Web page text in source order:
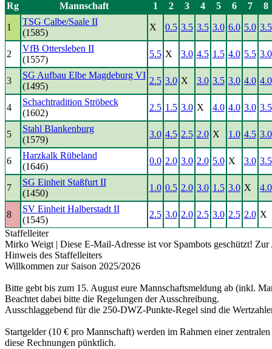
Rg Mannschaft 1 2 3 4 5 6 7 8
1
TSG Calbe/Saale II
(1585)
X 0.5 3.5 3.5 3.0 6.0 5.0 3.5
2
VfB Ottersleben II
(1557)
5.5 X 3.0 4.5 1.5 4.0 5.5 3.0
3
SG Aufbau Elbe Magdeburg VI
(1495)
2.5 3.0 X 3.0 3.5 3.0 4.0 4.0
4
Schachtradition Ströbeck
(1602)
2.5 1.5 3.0 X 4.0 4.0 3.0 3.5
5
Stahl Blankenburg
(1579)
3.0 4.5 2.5 2.0 X 1.0 4.5 3.0
6
Harzkalk Rübeland
(1646)
0.0 2.0 3.0 2.0 5.0 X 3.0 3.5
7
SG Einheit Staßfurt II
(1450)
1.0 0.5 2.0 3.0 1.5 3.0 X 4.0
8
SV Einheit Halberstadt II
(1545)
2.5 3.0 2.0 2.5 3.0 2.5 2.0 X
Staffelleiter
Mirko Weigt | Diese E-Mail-Adresse ist vor Spambots geschützt! Zur
Hinweis des Staffelleiters
Willkommen zur Saison 2025/2026
Bitte gebt bis zum 15. August eure Mannschaftsmeldung ab (inkl.
Beachtet dabei bitte die Regelungen der Ausschreibung.
Ausschlaggebend für die 250-DWZ-Punkte-Regel sind die
Startgelder (10 € pro Mannschaft) werden im Rahmen einer
diese Rechnungen pünktlich.